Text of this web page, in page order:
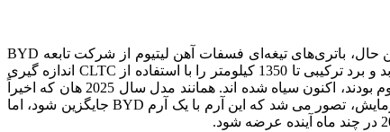
این خودرو همچنین به یک موتور الکتریکی 200 کیلوواتی مجهز شده است. در حال حاضر هیچ اطلاعی در مورد ظرفیت باتری وجود ندارد. با این حال، باتری‌های تیغه‌ای فسفات آهن لیتیوم از شرکت تابعه BYD
FinDreams خواهند بود. این پیشرانه، زمانی که در مدل سال 2025 نصب شود، می تواند به مصرف سوخت 3.8 لیتر در هر 100 کیلومتر دست یابد و برد ترکیبی تا 1350 کیلومتر را با استفاده از CLTC اندازه گیری
خودروی SUV بی وای دی تانگ DM-I مدل سال 2025 تغییرات جزئی در ظاهر خود دارد. مهمتر از همه، بسیاری از نقاطی که قبلا کروم بودند، اکنون سیاه شده اند. همانند مدل سال 2025 هان که اخیراً
راه اندازی شده است، به طور شگفت انگیزی به نظر می رسد تانگ همچنان آرم Build Your Dreams را حفظ کرده است. پیش از این، هنگام آزمایش، تصور می شد که این آرم با یک آرم BYD جایگزین شود، اما